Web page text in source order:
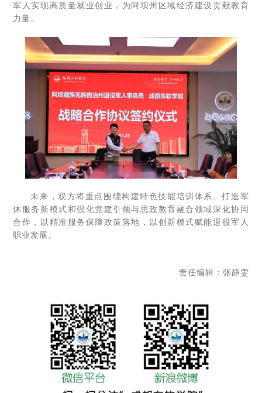
军人实现高质量就业创业，为阿坝州区域经济建设贡献教育
力量。
未来，双方将重点围绕构建特色技能培训体系、打造军
休服务新模式和强化党建引领与思政教育融合领域深化协同
合作，以精准服务保障政策落地，以创新模式赋能退役军人
职业发展。
责任编辑：张静雯